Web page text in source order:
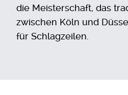
die Meisterschaft, das
zwischen Köln und
für Schlagzeilen.